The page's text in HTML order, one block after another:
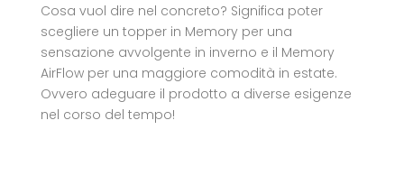
Cosa vuol dire nel concreto? Significa poter
scegliere un topper in Memory per una
sensazione avvolgente in inverno e il Memory
AirFlow per una maggiore comodità in estate.
Ovvero adeguare il prodotto a diverse esigenze
nel corso del tempo!